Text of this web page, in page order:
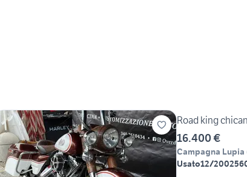
Road king
16.400 €
Campagna Lupia
Usato12/2002